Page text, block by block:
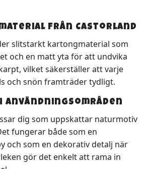
från Castorland
slitstarkt kartongmaterial som
och en matt yta för att undvika
vilket säkerställer att varje
och snön framträder tydligt.
användningsområden
dig som uppskattar naturmotiv
fungerar både som en
och som en dekorativ detalj när
gör det enkelt att rama in